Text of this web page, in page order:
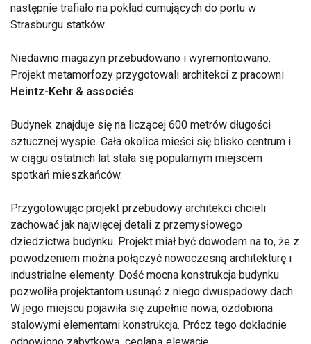
następnie trafiało na pokład cumujących do portu w
Strasburgu statków.
Niedawno magazyn przebudowano i wyremontowano.
Projekt metamorfozy przygotowali architekci z pracowni
Heintz-Kehr & associés.
Budynek znajduje się na liczącej 600 metrów długości
sztucznej wyspie. Cała okolica mieści się blisko centrum i
w ciągu ostatnich lat stała się popularnym miejscem
spotkań mieszkańców.
Przygotowując projekt przebudowy architekci chcieli
zachować jak najwięcej detali z przemysłowego
dziedzictwa budynku. Projekt miał być dowodem na to, że z
powodzeniem można połączyć nowoczesną architekturę i
industrialne elementy. Dość mocna konstrukcja budynku
pozwoliła projektantom usunąć z niego dwuspadowy dach.
W jego miejscu pojawiła się zupełnie nowa, ozdobiona
stalowymi elementami konstrukcja. Prócz tego dokładnie
odnowiono zabytkową, ceglaną elewację.